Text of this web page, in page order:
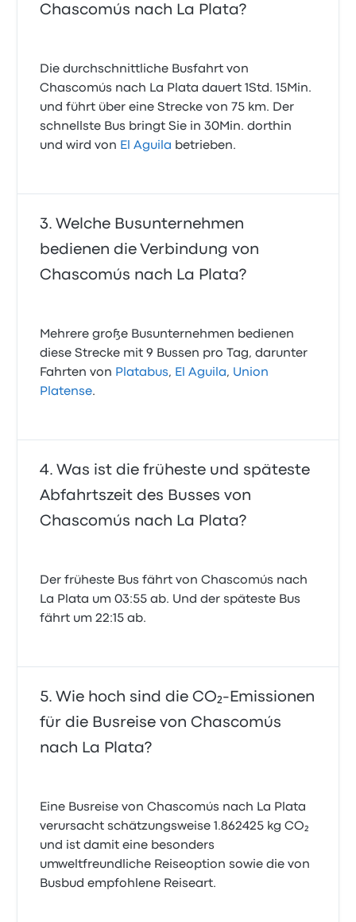
Chascomús nach La Plata?
Die durchschnittliche Busfahrt von
Chascomús nach La Plata dauert 1Std. 15Min.
und führt über eine Strecke von 75 km. Der
schnellste Bus bringt Sie in 30Min. dorthin
und wird von El Aguila betrieben.
Welche Busunternehmen
bedienen die Verbindung von
Chascomús nach La Plata?
Mehrere große Busunternehmen bedienen
diese Strecke mit 9 Bussen pro Tag, darunter
Fahrten von Platabus, El Aguila, Union
Platense.
Was ist die früheste und späteste
Abfahrtszeit des Busses von
Chascomús nach La Plata?
Der früheste Bus fährt von Chascomús nach
La Plata um 03:55 ab. Und der späteste Bus
fährt um 22:15 ab.
Wie hoch sind die CO₂-Emissionen
für die Busreise von Chascomús
nach La Plata?
Eine Busreise von Chascomús nach La Plata
verursacht schätzungsweise 1.862425 kg CO₂
und ist damit eine besonders
umweltfreundliche Reiseoption sowie die von
Busbud empfohlene Reiseart.